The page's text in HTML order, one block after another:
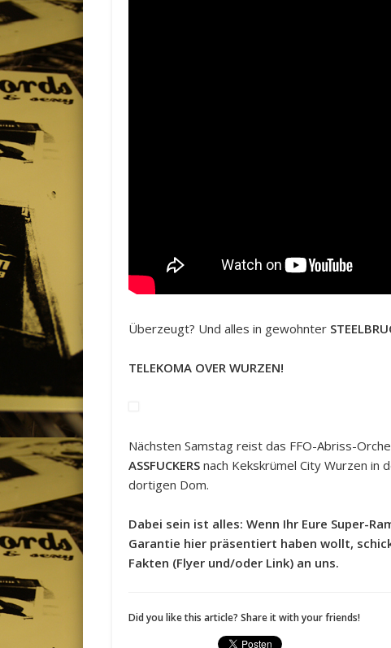
Überzeugt? Und alles in gewohnter
TELEKOMA OVER WURZEN!
Nächsten Samstag reist das FFO-Abriss-
ASSFUCKERS nach Kekskrümel City Wurzen in
dortigen Dom.
Dabei sein ist alles: Wenn Ihr Eure Super-
Garantie hier präsentiert haben wollt,
Fakten (Flyer und/oder Link) an uns.
Did you like this article? Share it with your friends!